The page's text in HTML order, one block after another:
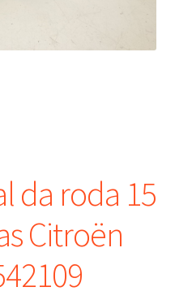
da roda 15
Citroën